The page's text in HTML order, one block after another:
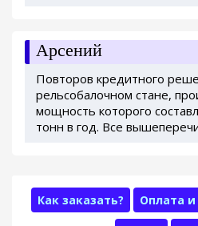
Арсений
Повторов кредитного
рельсобалочном стане,
мощность которого
тонн в год. Все
Как заказать? Оплата